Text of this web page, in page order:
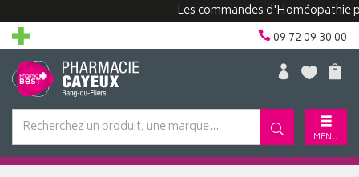
Les commandes d'Homéopathie
09 72 09 30 00
MENU